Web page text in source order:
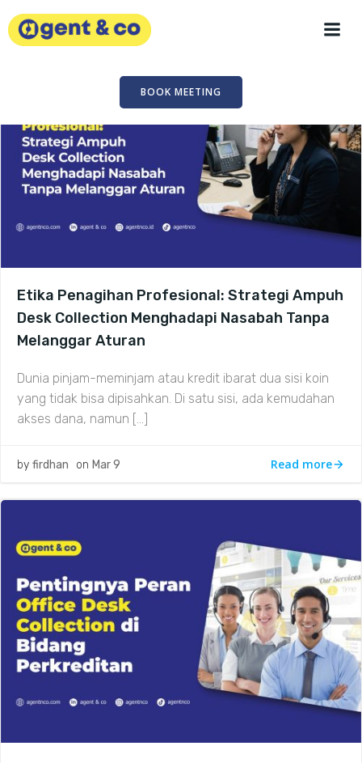
BOOK MEETING
Etika Penagihan Profesional: Strategi Ampuh
Desk Collection Menghadapi Nasabah Tanpa
Melanggar Aturan
Dunia pinjam-meminjam atau kredit ibarat dua sisi koin
yang tidak bisa dipisahkan. Di satu sisi, ada kemudahan
akses dana, namun […]
by firdhan on Mar 9 Read more